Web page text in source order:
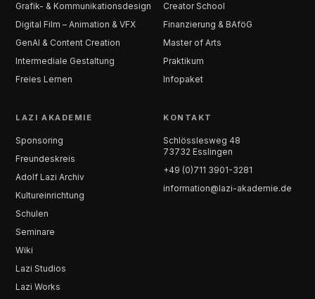
Grafik- & Kommunikationsdesign
Digital Film – Animation & VFX
GenAI & Content Creation
Intermediale Gestaltung
Freies Lernen
Creator School
Finanzierung & BAföG
Master of Arts
Praktikum
Infopaket
LAZI AKADEMIE
Sponsoring
Freundeskreis
Adolf Lazi Archiv
Kultureinrichtung
Schulen
Seminare
Wiki
Lazi Studios
Lazi Works
KONTAKT
Schlösslesweg 48
73732 Esslingen
+49 (0)711 3901-3281
information@lazi-akademie.de